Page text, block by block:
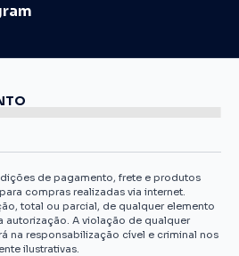
de pagamento, frete e produtos
compras realizadas via internet.
total ou parcial, de qualquer elemento
autorização. A violação de qualquer
na responsabilização cível e criminal nos
ilustrativas.